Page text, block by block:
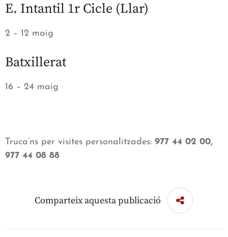
E. Intantil 1r Cicle (Llar)
2 – 12 maig
Batxillerat
16 – 24 maig
Truca’ns per visites personalitzades: 977 44 02 00,
977 44 08 88
Comparteix aquesta publicació